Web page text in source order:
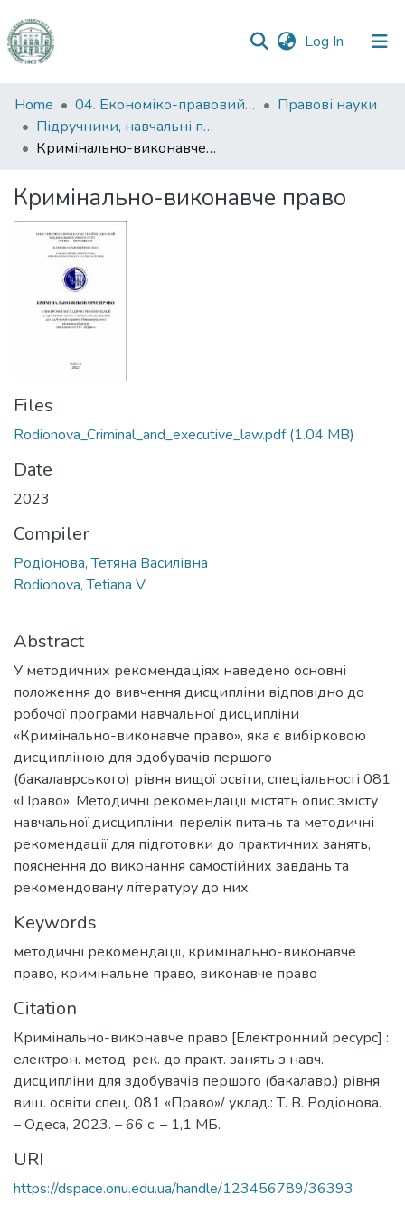
Log In (current)
Communities
&
Collections
Statistics
Home 04. Економіко-правовий факультет
Правові науки
Підручники, навчальні посібники та інші науково- та навчально-методичні праці ЕПФ (Правові науки)
Кримінально-виконавче право
Кримінально-виконавче право
Files
Rodionova_Criminal_and_executive_law.pdf(1.04 MB)
Date
2023
Compiler
Родіонова, Тетяна Василівна
Rodionova, Tetiana V.
Abstract
У методичних рекомендаціях наведено основні
положення до вивчення дисципліни відповідно до
робочої програми навчальної дисципліни
«Кримінально-виконавче право», яка є вибірковою
дисципліною для здобувачів першого
(бакалаврського) рівня вищої освіти, спеціальності 081
«Право». Методичні рекомендації містять опис змісту
навчальної дисципліни, перелік питань та методичні
рекомендації для підготовки до практичних занять,
пояснення до виконання самостійних завдань та
рекомендовану літературу до них.
Keywords
методичні рекомендації, кримінально-виконавче
право, кримінальне право, виконавче право
Citation
Кримінально-виконавче право [Електронний ресурс] :
електрон. метод. рек. до практ. занять з навч.
дисципліни для здобувачів першого (бакалавр.) рівня
вищ. освіти спец. 081 «Право»/ уклад.: Т. В. Родіонова.
– Одеса, 2023. – 66 с. – 1,1 МБ.
URI
https://dspace.onu.edu.ua/handle/123456789/36393